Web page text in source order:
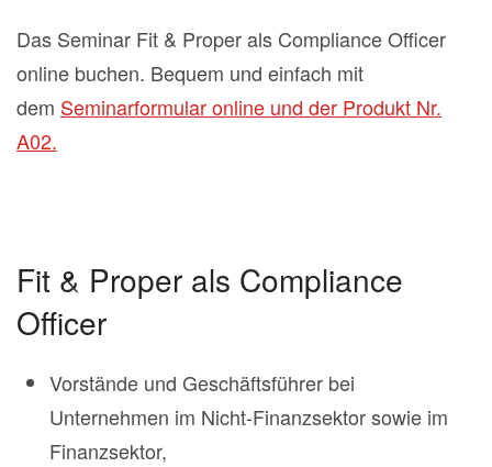
Das Seminar Fit & Proper als Compliance Officer
online buchen. Bequem und einfach mit
dem Seminarformular online und der Produkt Nr.
A02.
Fit & Proper als Compliance
Officer
Vorstände und Geschäftsführer bei
Unternehmen im Nicht-Finanzsektor sowie im
Finanzsektor,